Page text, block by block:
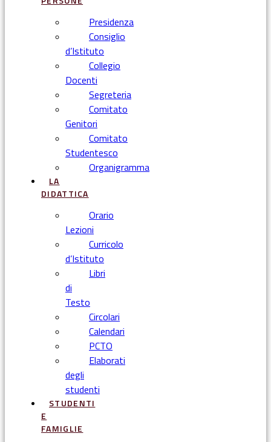
Presidenza
Consiglio
d’Istituto
Collegio
Docenti
Segreteria
Comitato
Genitori
Comitato
Studentesco
Organigramma
LA
DIDATTICA
Orario
Lezioni
Curricolo
d’Istituto
Libri
di
Testo
Circolari
Calendari
PCTO
Elaborati
degli
studenti
STUDENTI
E
FAMIGLIE